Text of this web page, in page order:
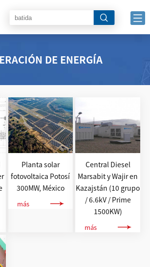
DE ENERGÍA
Planta solar
fotovoltaica Potosí
300MW, México
más
Central Diesel
Marsabit y Wajir en
Kazajstán (10 grupo
/ 6.6kV / Prime
1500KW)
más